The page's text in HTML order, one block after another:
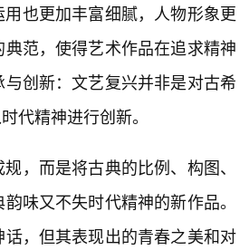
也更加丰富细腻，人物形象更
范，使得艺术作品在追求精神
创新：文艺复兴并非是对古希
代精神进行创新。
，而是将古典的比例、构图、
味又不失时代精神的新作品。
，但其表现出的青春之美和对